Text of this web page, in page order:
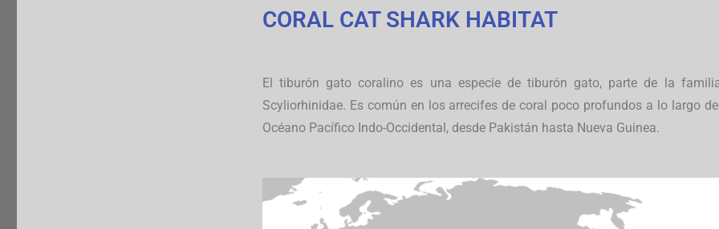
CORAL CAT SHARK HABITAT
El tiburón gato coralino es una especie de tiburón gato, parte de la
Scyliorhinidae. Es común en los arrecifes de coral poco profundos a lo largo
Océano Pacífico Indo-Occidental, desde Pakistán hasta Nueva Guinea.